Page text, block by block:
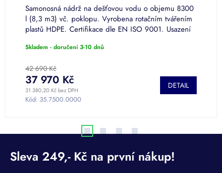
Samonosná nádrž na dešťovou vodu o objemu 8300
l (8,3 m3) vč. poklopu. Vyrobena rotačním tvářením
plastů HDPE. Certifikace dle EN ISO 9001. Usazení
Skladem - doručení 3-10 dnů
42 690 Kč
31 380,20 Kč bez DPH
37 970 Kč DETAIL
Kód: 35.7500.0000